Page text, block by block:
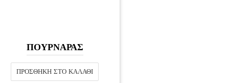
ΠΟΥΡΝΑΡΑΣ
ΠΡΟΣΘΉΚΗ ΣΤΟ ΚΑΛΆΘΙ